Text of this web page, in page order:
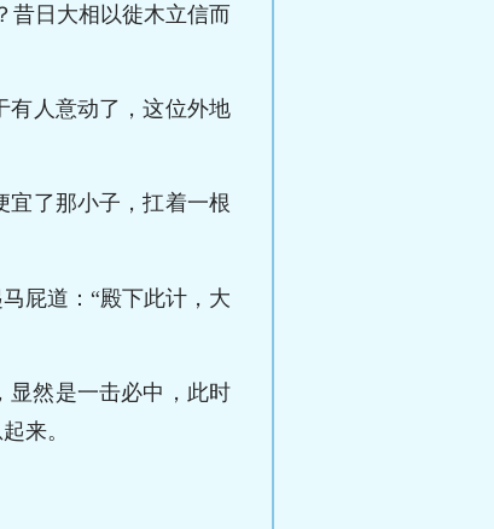
昔日大相以徙木立信而
有人意动了，这位外地
宜了那小子，扛着一根
屁道：“殿下此计，大
显然是一击必中，此时
来。